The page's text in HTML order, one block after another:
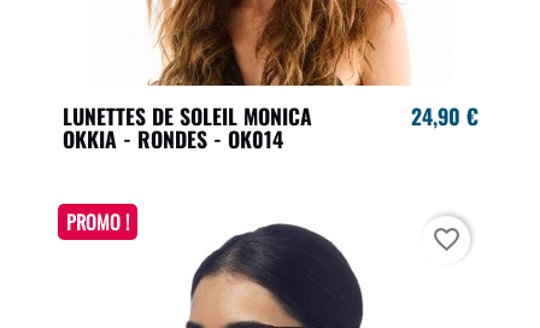
LUNETTES DE SOLEIL MONICA
OKKIA - RONDES - OK014
24,90 €
PROMO !
favorite_border